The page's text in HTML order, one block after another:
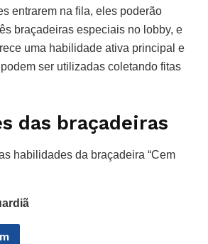
entrarem na fila, eles poderão
braçadeiras especiais no lobby, e
uma habilidade ativa principal e
ser utilizadas coletando fitas
das braçadeiras
habilidades da braçadeira “Cem